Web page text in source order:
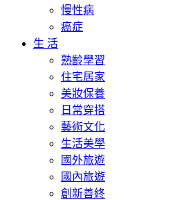
慢性病
癌症
生 活
熟齡學習
住宅居家
美妝保養
日常穿搭
藝術文化
生活美學
國外旅遊
國內旅遊
創新善終